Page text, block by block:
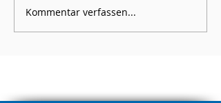
Kommentar verfassen...